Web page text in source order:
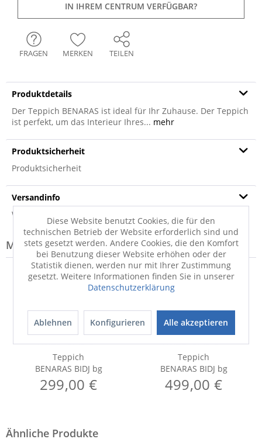
IN IHREM CENTRUM VERFÜGBAR?
FRAGEN MERKEN TEILEN
Produktdetails
Der Teppich BENARAS ist ideal für Ihr Zuhause. Der Teppich
ist perfekt, um das Interieur Ihres... mehr
Produktsicherheit
Produktsicherheit
Versandinfo
Weitere Informationen zum Versand...
Modell-Familie: BENARAS
Teppich
BENARAS BIDJ bg
299,00 €
Teppich
BENARAS BIDJ bg
499,00 €
Diese Website benutzt Cookies, die für den
technischen Betrieb der Website erforderlich sind und
stets gesetzt werden. Andere Cookies, die den Komfort
bei Benutzung dieser Website erhöhen oder der
Statistik dienen, werden nur mit Ihrer Zustimmung
gesetzt. Weitere Informationen finden Sie in unserer
Datenschutzerklärung
Ablehnen Konfigurieren Alle akzeptieren